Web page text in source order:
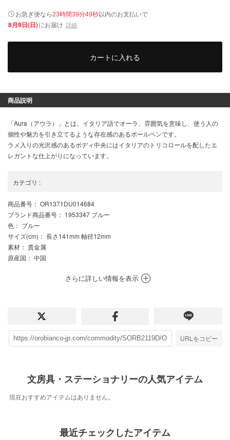
お急ぎ便なら23時間39分49秒以内のお支払いで
8月9日(日)にお届け 詳細
カートに入れる
商品説明
「Aura（アウラ）」とは、イタリア語でオーラ、雰囲気を意味し、使う人の
個性や魅力を引き立てるような存在感のあるボールペンです。
ラメ入りの光沢感のあるボディ中央にはイタリアのトリコロールを配したエ
レガントな仕上がりになっています。
カテゴリ :
商品番号 ： OR1371DU014684
ブランド商品番号 ： 1953347 ブルー
色 ： ブルー
サイズ(cm) ： 長さ141mm 軸径12mm
素材 ： 貴金属
原産国 ： 中国
さらに詳しい情報を表示
URLをコピー
文房具・ステーショナリーの人気アイテム
現在おすすめアイテムはありません。
最近チェックしたアイテム